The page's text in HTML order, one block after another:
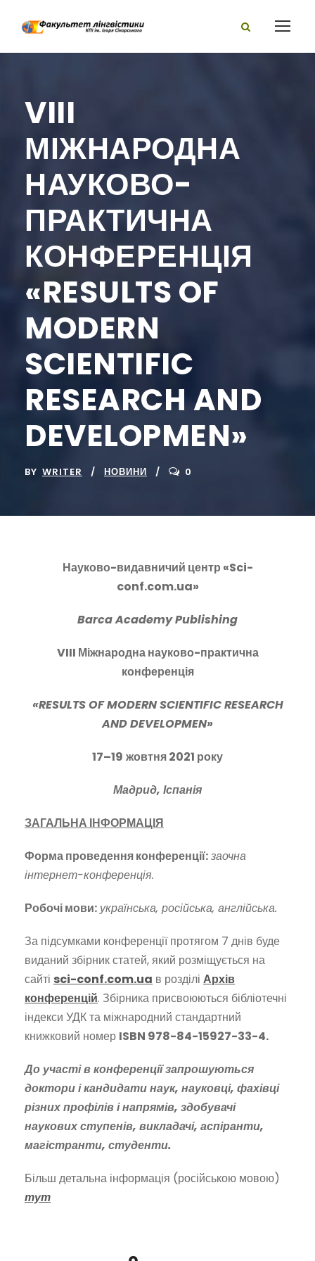
VIII
МІЖНАРОДНА
НАУКОВО-
ПРАКТИЧНА
КОНФЕРЕНЦІЯ
«RESULTS OF
MODERN
SCIENTIFIC
RESEARCH AND
DEVELOPMEN»
BY WRITER НОВИНИ 0
Науково-видавничий центр «Sci-
conf.com.ua»
BarcaAcademyPublishing
VIII Міжнародна науково-практична
конференція
«RESULTS OF MODERN SCIENTIFIC RESEARCH
AND DEVELOPMEN»
17–19 жовтня 2021 року
Мадрид, Іспанія
ЗАГАЛЬНА ІНФОРМАЦІЯ
Форма проведення конференції:заочна
інтернет-конференція.
Робочі мови: українська, російська, англійська.
За підсумками конференції протягом 7 днів буде
виданий збірник статей, який розміщується на
сайті sci-conf.com.ua в розділі Архів
конференцій. Збірника присвоюються бібліотечні
індекси УДК та міжнародний стандартний
книжковий номер ISBN 978-84-15927-33-4.
До участі в конференції запрошуються
доктори і кандидати наук, науковці, фахівці
різних профілів і напрямів, здобувачі
наукових ступенів, викладачі, аспіранти,
магістранти, студенти.
Більш детальна інформація (російською мовою)
тут